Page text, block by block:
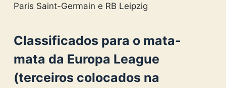
Paris Saint-Germain e RB Leipzig
Classificados para o mata-
mata da Europa League
(terceiros colocados na